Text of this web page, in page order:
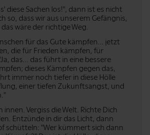
diese Sachen los!", dann ist es nicht
so, dass wir aus unserem Gefängnis,
wäre der richtige Weg.
für das Gute kämpfen... jetzt
die für Frieden kämpfen, für
das... das führt in eine bessere
dieses Kämpfen gegen das,
immer noch tiefer in diese Hölle
einer tiefen Zukunftsangst, und
Vergiss die Welt. Richte Dich
Entzünde in dir das Licht, dann
schütteln: "Wer kümmert sich dann